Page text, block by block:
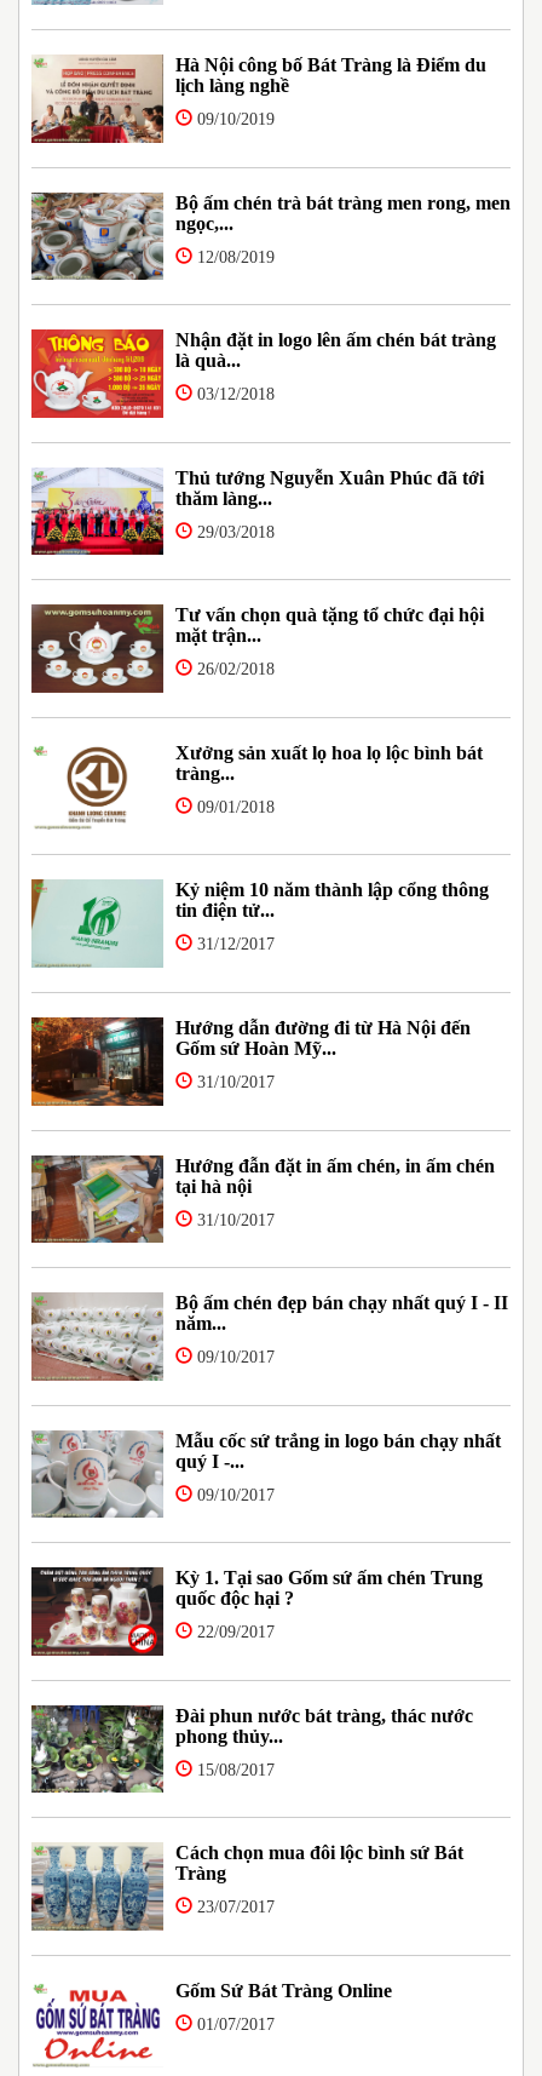
Hà Nội công bố Bát Tràng là Điểm du
lịch làng nghề
09/10/2019
Bộ ấm chén trà bát tràng men rong, men
ngọc,...
12/08/2019
Nhận đặt in logo lên ấm chén bát tràng
là quà...
03/12/2018
Thủ tướng Nguyễn Xuân Phúc đã tới
thăm làng...
29/03/2018
Tư vấn chọn quà tặng tổ chức đại hội
mặt trận...
26/02/2018
Xưởng sản xuất lọ hoa lọ lộc bình bát
tràng...
09/01/2018
Kỷ niệm 10 năm thành lập cổng thông
tin điện tử...
31/12/2017
Hướng dẫn đường đi từ Hà Nội đến
Gốm sứ Hoàn Mỹ...
31/10/2017
Hướng đẫn đặt in ấm chén, in ấm chén
tại hà nội
31/10/2017
Bộ ấm chén đẹp bán chạy nhất quý I - II
năm...
09/10/2017
Mẫu cốc sứ trắng in logo bán chạy nhất
quý I -...
09/10/2017
Kỳ 1. Tại sao Gốm sứ ấm chén Trung
quốc độc hại ?
22/09/2017
Đài phun nước bát tràng, thác nước
phong thủy...
15/08/2017
Cách chọn mua đôi lộc bình sứ Bát
Tràng
23/07/2017
Gốm Sứ Bát Tràng Online
01/07/2017